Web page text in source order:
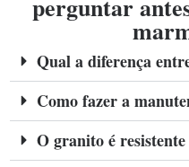
perguntar
Qual a diferença
Como fazer a
O granito é resistente